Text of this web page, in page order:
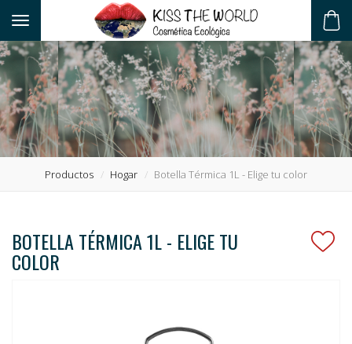
Toggle navigation
Productos Hogar Botella Térmica 1L - Elige tu color
BOTELLA TÉRMICA 1L - ELIGE TU
COLOR